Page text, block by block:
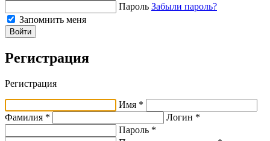
Пароль Забыли пароль?
Запомнить меня
Войти
Регистрация
Регистрация
Имя *
Фамилия *
Логин *
Пароль *